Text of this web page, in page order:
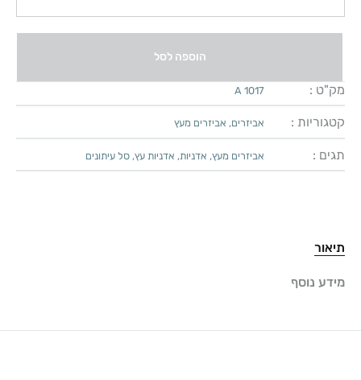
הוספה לסל
מק"ט : A 1017
קטגוריות : אביזרים, אביזרים מעץ
תגים : אביזרים מעץ, אדניות, אדניות עץ, סל עיתונים
תיאור
מידע נוסף